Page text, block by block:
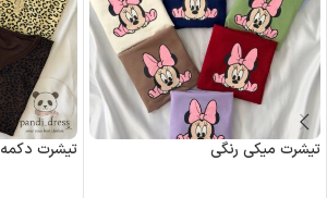
تیشرت میکی رنگی تیشرت دکمه